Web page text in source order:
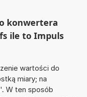
konwertera
ile to Impuls
wartości do
miary; na
W ten sposób